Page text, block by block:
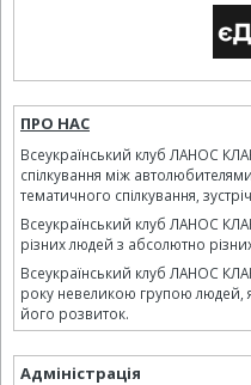
ПРО НАС
Всеукраїнський клуб ЛАНОС
спілкування між
тематичного спілкування,
Всеукраїнський клуб ЛАНОС
різних людей з абсолютно
Всеукраїнський клуб ЛАНОС
року невеликою групою людей,
його розвиток.
Адміністрація